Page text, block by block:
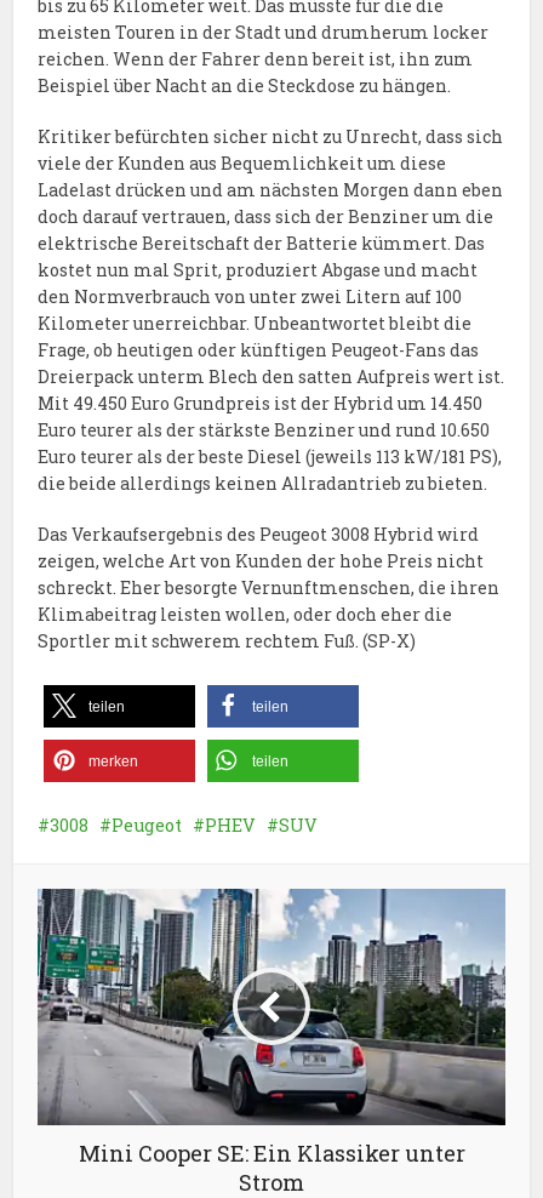
bis zu 65 Kilometer weit. Das müsste für die die
meisten Touren in der Stadt und drumherum locker
reichen. Wenn der Fahrer denn bereit ist, ihn zum
Beispiel über Nacht an die Steckdose zu hängen.
Kritiker befürchten sicher nicht zu Unrecht, dass sich
viele der Kunden aus Bequemlichkeit um diese
Ladelast drücken und am nächsten Morgen dann eben
doch darauf vertrauen, dass sich der Benziner um die
elektrische Bereitschaft der Batterie kümmert. Das
kostet nun mal Sprit, produziert Abgase und macht
den Normverbrauch von unter zwei Litern auf 100
Kilometer unerreichbar. Unbeantwortet bleibt die
Frage, ob heutigen oder künftigen Peugeot-Fans das
Dreierpack unterm Blech den satten Aufpreis wert ist.
Mit 49.450 Euro Grundpreis ist der Hybrid um 14.450
Euro teurer als der stärkste Benziner und rund 10.650
Euro teurer als der beste Diesel (jeweils 113 kW/181 PS),
die beide allerdings keinen Allradantrieb zu bieten.
Das Verkaufsergebnis des Peugeot 3008 Hybrid wird
zeigen, welche Art von Kunden der hohe Preis nicht
schreckt. Eher besorgte Vernunftmenschen, die ihren
Klimabeitrag leisten wollen, oder doch eher die
Sportler mit schwerem rechtem Fuß. (SP-X)
teilen teilen
merken teilen
3008 Peugeot PHEV SUV
Mini Cooper SE: Ein Klassiker unter
Strom